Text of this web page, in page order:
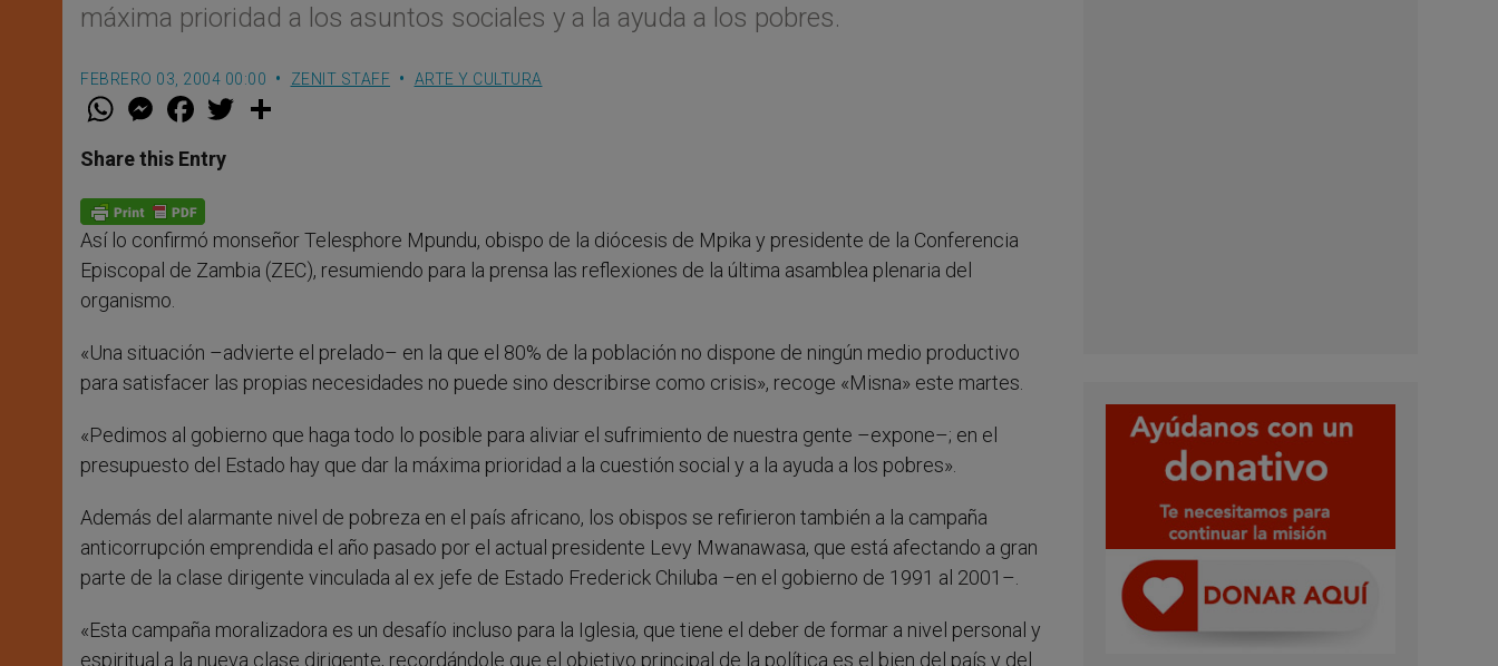
máxima prioridad a los asuntos sociales y a la ayuda a los pobres.
FEBRERO 03, 2004 00:00 ZENIT STAFF ARTE Y CULTURA
W
t
s
p
p
M
e
s
e
g
e
r
F
a
e
b
o
k
w
Share this Entry
Así lo confirmó monseñor Telesphore Mpundu, obispo de la diócesis de Mpika y presidente de la Conferencia
Episcopal de Zambia (ZEC), resumiendo para la prensa las reflexiones de la última asamblea plenaria del
organismo.
«Una situación –advierte el prelado– en la que el 80% de la población no dispone de ningún medio productivo
para satisfacer las propias necesidades no puede sino describirse como crisis», recoge «Misna» este martes.
«Pedimos al gobierno que haga todo lo posible para aliviar el sufrimiento de nuestra gente –expone–; en el
presupuesto del Estado hay que dar la máxima prioridad a la cuestión social y a la ayuda a los pobres».
Además del alarmante nivel de pobreza en el país africano, los obispos se refirieron también a la campaña
anticorrupción emprendida el año pasado por el actual presidente Levy Mwanawasa, que está afectando a gran
parte de la clase dirigente vinculada al ex jefe de Estado Frederick Chiluba –en el gobierno de 1991 al 2001–.
«Esta campaña moralizadora es un desafío incluso para la Iglesia, que tiene el deber de formar a nivel personal y
espiritual a la nueva clase dirigente, recordándole que el objetivo principal de la política es el bien del país y del